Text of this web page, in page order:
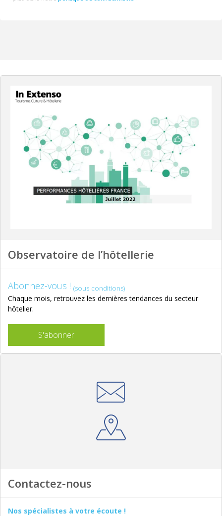
Observatoire de l’hôtellerie
Abonnez-vous ! (sous conditions)
Chaque mois, retrouvez les dernières tendances du secteur
hôtelier.
S'abonner
Contactez-nous
Nos spécialistes à votre écoute !